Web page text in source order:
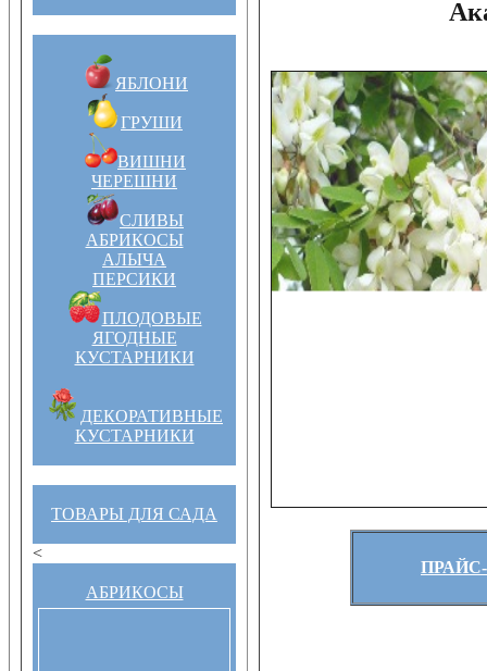
ЯБЛОНИ
ГРУШИ
ВИШНИ
ЧЕРЕШНИ
СЛИВЫ
АБРИКОСЫ
АЛЫЧА
ПЕРСИКИ
ПЛОДОВЫЕ
ЯГОДНЫЕ
КУСТАРНИКИ
ДЕКОРАТИВНЫЕ
КУСТАРНИКИ
ТОВАРЫ ДЛЯ САДА
<
АБРИКОСЫ